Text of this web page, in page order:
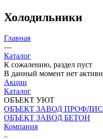
Холодильники
Главная
—
Каталог
К сожалению, раздел пуст
В данный момент нет
Акции
Каталог
ОБЪЕКТ УЮТ
ОБЪЕКТ ЗАВОД
ОБЪЕКТ ЗАВОД БЕТОН
Компания